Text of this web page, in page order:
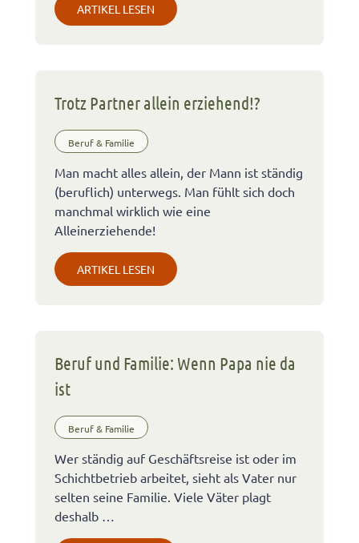
ARTIKEL LESEN
Trotz Partner allein erziehend!?
Beruf & Familie
Man macht alles allein, der Mann ist ständig
(beruflich) unterwegs. Man fühlt sich doch
manchmal wirklich wie eine
Alleinerziehende!
ARTIKEL LESEN
Beruf und Familie: Wenn Papa nie da
ist
Beruf & Familie
Wer ständig auf Geschäftsreise ist oder im
Schichtbetrieb arbeitet, sieht als Vater nur
selten seine Familie. Viele Väter plagt
deshalb …